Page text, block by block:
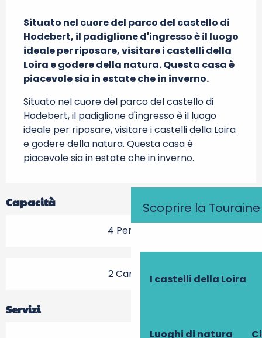
Scoprire la Touraine
I castelli della Loira
Luoghi di natura
Situato nel cuore del parco del castello di
Hodebert, il padiglione d'ingresso è il luogo
ideale per riposare, visitare i castelli della
Loira e godere della natura. Questa casa è
piacevole sia in estate che in inverno.
Situato nel cuore del parco del castello di
Hodebert, il padiglione d'ingresso è il luogo
ideale per riposare, visitare i castelli della Loira
e godere della natura. Questa casa è
piacevole sia in estate che in inverno.
Capacità
4 Persona
2 Camera
Servizi